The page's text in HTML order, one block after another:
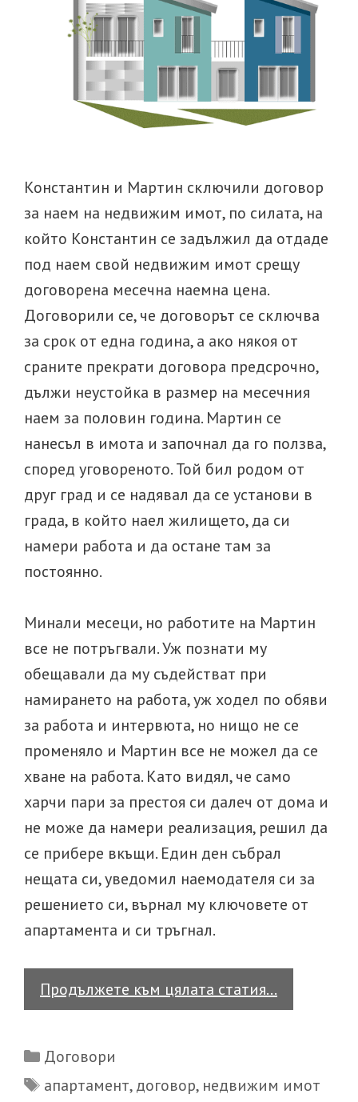
Константин и Мартин сключили договор
за наем на недвижим имот, по силата, на
който Константин се задължил да отдаде
под наем свой недвижим имот срещу
договорена месечна наемна цена.
Договорили се, че договорът се сключва
за срок от една година, а ако някоя от
сраните прекрати договора предсрочно,
дължи неустойка в размер на месечния
наем за половин година. Мартин се
нанесъл в имота и започнал да го ползва,
според уговореното. Той бил родом от
друг град и се надявал да се установи в
града, в който наел жилището, да си
намери работа и да остане там за
постоянно.
Минали месеци, но работите на Мартин
все не потръгвали. Уж познати му
обещавали да му съдействат при
намирането на работа, уж ходел по обяви
за работа и интервюта, но нищо не се
променяло и Мартин все не можел да се
хване на работа. Като видял, че само
харчи пари за престоя си далеч от дома и
не може да намери реализация, решил да
се прибере вкъщи. Един ден събрал
нещата си, уведомил наемодателя си за
решението си, върнал му ключовете от
апартамента и си тръгнал.
Продължете към цялата статия…
е
в
Categories
Договори
Tags
апартамент,договор, недвижим имот